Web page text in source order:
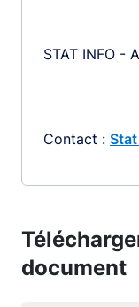
STAT INFO -
Contact :
document